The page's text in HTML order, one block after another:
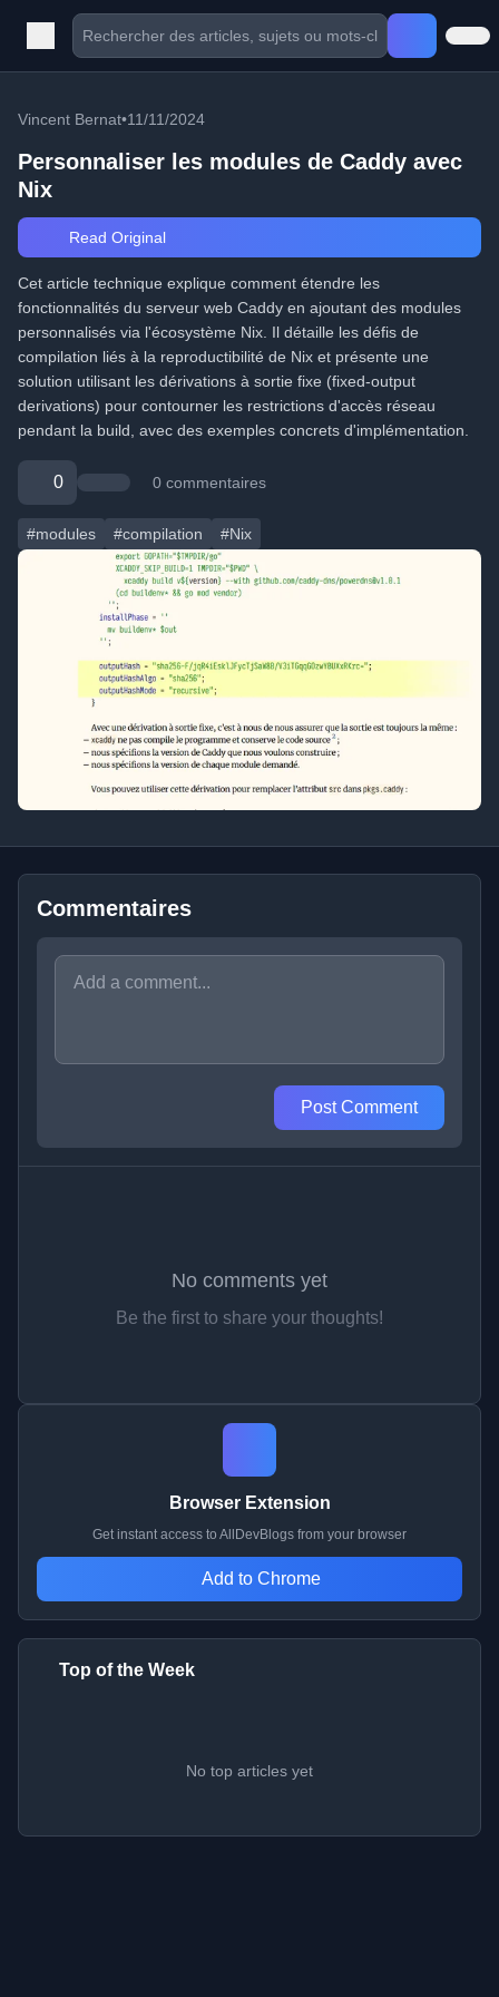
Vincent Bernat•11/11/2024
Personnaliser les modules de Caddy avec
Nix
Read Original
Cet article technique explique comment étendre les
fonctionnalités du serveur web Caddy en ajoutant des modules
personnalisés via l'écosystème Nix. Il détaille les défis de
compilation liés à la reproductibilité de Nix et présente une
solution utilisant les dérivations à sortie fixe (fixed-output
derivations) pour contourner les restrictions d'accès réseau
pendant la build, avec des exemples concrets d'implémentation.
0 0 commentaires
#modules #compilation #Nix
Commentaires
Post Comment
No comments yet
Be the first to share your thoughts!
Browser Extension
Get instant access to AllDevBlogs from your browser
Add to Chrome
Top of the Week
No top articles yet